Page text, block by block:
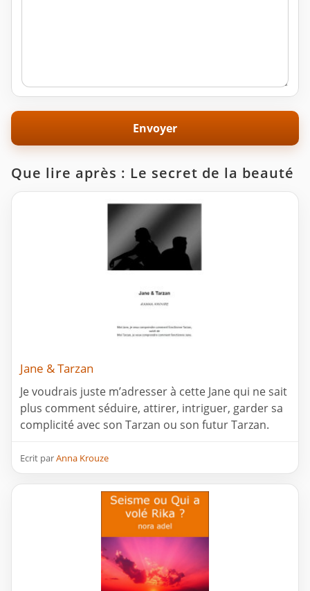
Que lire après : Le secret de la beauté
Jane & Tarzan
Je voudrais juste m’adresser à cette Jane qui ne sait
plus comment séduire, attirer, intriguer, garder sa
complicité avec son Tarzan ou son futur Tarzan.
Ecrit parAnna Krouze